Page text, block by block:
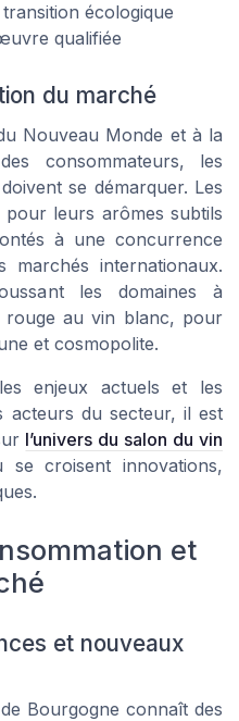
écologique
qualifiée
du marché
Nouveau Monde et à la
consommateurs, les
se démarquer. Les
leurs arômes subtils
à une concurrence
marchés internationaux.
les domaines à
au vin blanc, pour
et cosmopolite.
enjeux actuels et les
acteurs du secteur, il est
l’univers du salon du vin
croisent innovations,
et
et nouveaux
Bourgogne connaît des